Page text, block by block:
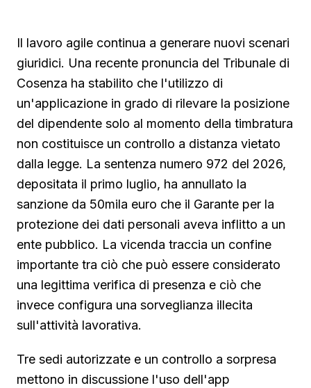
Il lavoro agile continua a generare nuovi scenari
giuridici. Una recente pronuncia del Tribunale di
Cosenza ha stabilito che l'utilizzo di
un'applicazione in grado di rilevare la posizione
del dipendente solo al momento della timbratura
non costituisce un controllo a distanza vietato
dalla legge. La sentenza numero 972 del 2026,
depositata il primo luglio, ha annullato la
sanzione da 50mila euro che il Garante per la
protezione dei dati personali aveva inflitto a un
ente pubblico. La vicenda traccia un confine
importante tra ciò che può essere considerato
una legittima verifica di presenza e ciò che
invece configura una sorveglianza illecita
sull'attività lavorativa.
Tre sedi autorizzate e un controllo a sorpresa
mettono in discussione l'uso dell'app